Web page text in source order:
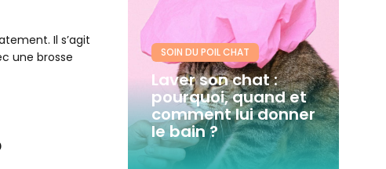
Il s’agit
une brosse
SOIN DU POIL CHAT
Laver son chat :
pourquoi, quand et
comment lui donner
le bain ?